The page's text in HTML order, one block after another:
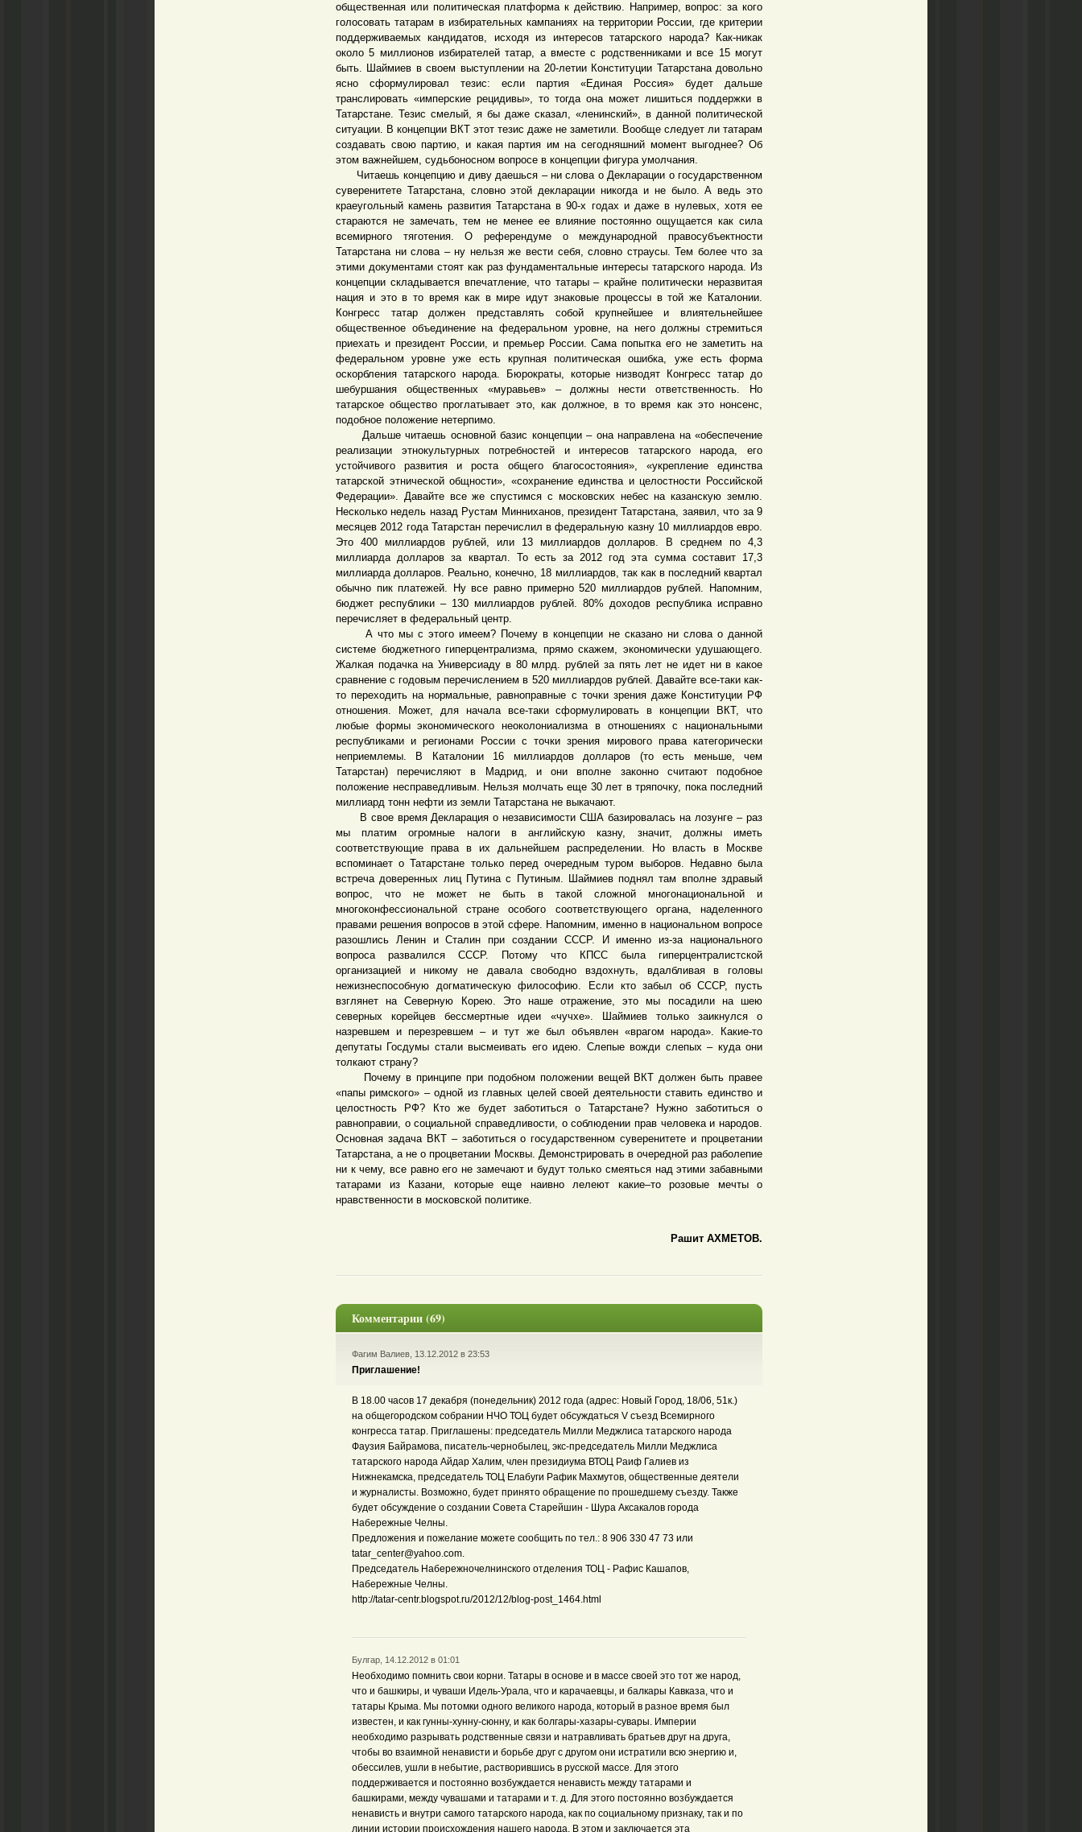
общественная или политическая платформа к действию. Например, вопрос: за кого
голосовать татарам в избирательных кампаниях на территории России, где критерии
поддерживаемых кандидатов, исходя из интересов татарского народа? Как-никак
около 5 миллионов избирателей татар, а вместе с родственниками и все 15 могут
быть. Шаймиев в своем выступлении на 20-летии Конституции Татарстана довольно
ясно сформулировал тезис: если партия «Единая Россия» будет дальше
транслировать «имперские рецидивы», то тогда она может лишиться поддержки в
Татарстане. Тезис смелый, я бы даже сказал, «ленинский», в данной политической
ситуации. В концепции ВКТ этот тезис даже не заметили. Вообще следует ли татарам
создавать свою партию, и какая партия им на сегодняшний момент выгоднее? Об
этом важнейшем, судьбоносном вопросе в концепции фигура умолчания.
Читаешь концепцию и диву даешься – ни слова о Декларации о государственном
суверенитете Татарстана, словно этой декларации никогда и не было. А ведь это
краеугольный камень развития Татарстана в 90-х годах и даже в нулевых, хотя ее
стараются не замечать, тем не менее ее влияние постоянно ощущается как сила
всемирного тяготения. О референдуме о международной правосубъектности
Татарстана ни слова – ну нельзя же вести себя, словно страусы. Тем более что за
этими документами стоят как раз фундаментальные интересы татарского народа. Из
концепции складывается впечатление, что татары – крайне политически неразвитая
нация и это в то время как в мире идут знаковые процессы в той же Каталонии.
Конгресс татар должен представлять собой крупнейшее и влиятельнейшее
общественное объединение на федеральном уровне, на него должны стремиться
приехать и президент России, и премьер России. Сама попытка его не заметить на
федеральном уровне уже есть крупная политическая ошибка, уже есть форма
оскорбления татарского народа. Бюрократы, которые низводят Конгресс татар до
шебуршания общественных «муравьев» – должны нести ответственность. Но
татарское общество проглатывает это, как должное, в то время как это нонсенс,
подобное положение нетерпимо.
Дальше читаешь основной базис концепции – она направлена на «обеспечение
реализации этнокультурных потребностей и интересов татарского народа, его
устойчивого развития и роста общего благосостояния», «укрепление единства
татарской этнической общности», «сохранение единства и целостности Российской
Федерации». Давайте все же спустимся с московских небес на казанскую землю.
Несколько недель назад Рустам Минниханов, президент Татарстана, заявил, что за 9
месяцев 2012 года Татарстан перечислил в федеральную казну 10 миллиардов евро.
Это 400 миллиардов рублей, или 13 миллиардов долларов. В среднем по 4,3
миллиарда долларов за квартал. То есть за 2012 год эта сумма составит 17,3
миллиарда долларов. Реально, конечно, 18 миллиардов, так как в последний квартал
обычно пик платежей. Ну все равно примерно 520 миллиардов рублей. Напомним,
бюджет республики – 130 миллиардов рублей. 80% доходов республика исправно
перечисляет в федеральный центр.
А что мы с этого имеем? Почему в концепции не сказано ни слова о данной
системе бюджетного гиперцентрализма, прямо скажем, экономически удушающего.
Жалкая подачка на Универсиаду в 80 млрд. рублей за пять лет не идет ни в какое
сравнение с годовым перечислением в 520 миллиардов рублей. Давайте все-таки как-
то переходить на нормальные, равноправные с точки зрения даже Конституции РФ
отношения. Может, для начала все-таки сформулировать в концепции ВКТ, что
любые формы экономического неоколониализма в отношениях с национальными
республиками и регионами России с точки зрения мирового права категорически
неприемлемы. В Каталонии 16 миллиардов долларов (то есть меньше, чем
Татарстан) перечисляют в Мадрид, и они вполне законно считают подобное
положение несправедливым. Нельзя молчать еще 30 лет в тряпочку, пока последний
миллиард тонн нефти из земли Татарстана не выкачают.
В свое время Декларация о независимости США базировалась на лозунге – раз
мы платим огромные налоги в английскую казну, значит, должны иметь
соответствующие права в их дальнейшем распределении. Но власть в Москве
вспоминает о Татарстане только перед очередным туром выборов. Недавно была
встреча доверенных лиц Путина с Путиным. Шаймиев поднял там вполне здравый
вопрос, что не может не быть в такой сложной многонациональной и
многоконфессиональной стране особого соответствующего органа, наделенного
правами решения вопросов в этой сфере. Напомним, именно в национальном вопросе
разошлись Ленин и Сталин при создании СССР. И именно из-за национального
вопроса развалился СССР. Потому что КПСС была гиперцентралистской
организацией и никому не давала свободно вздохнуть, вдалбливая в головы
нежизнеспособную догматическую философию. Если кто забыл об СССР, пусть
взглянет на Северную Корею. Это наше отражение, это мы посадили на шею
северных корейцев бессмертные идеи «чучхе». Шаймиев только заикнулся о
назревшем и перезревшем – и тут же был объявлен «врагом народа». Какие-то
депутаты Госдумы стали высмеивать его идею. Слепые вожди слепых – куда они
толкают страну?
Почему в принципе при подобном положении вещей ВКТ должен быть правее
«папы римского» – одной из главных целей своей деятельности ставить единство и
целостность РФ? Кто же будет заботиться о Татарстане? Нужно заботиться о
равноправии, о социальной справедливости, о соблюдении прав человека и народов.
Основная задача ВКТ – заботиться о государственном суверенитете и процветании
Татарстана, а не о процветании Москвы. Демонстрировать в очередной раз раболепие
ни к чему, все равно его не замечают и будут только смеяться над этими забавными
татарами из Казани, которые еще наивно лелеют какие–то розовые мечты о
нравственности в московской политике.
Рашит АХМЕТОВ.
Комментарии (69)
Фагим Валиев, 13.12.2012 в 23:53
Приглашение!
В 18.00 часов 17 декабря (понедельник) 2012 года (адрес: Новый Город, 18/06, 51к.)
на общегородском собрании НЧО ТОЦ будет обсуждаться V съезд Всемирного
конгресса татар. Приглашены: председатель Милли Меджлиса татарского народа
Фаузия Байрамова, писатель-чернобылец, экс-председатель Милли Меджлиса
татарского народа Айдар Халим, член президиума ВТОЦ Раиф Галиев из
Нижнекамска, председатель ТОЦ Елабуги Рафик Махмутов, общественные деятели
и журналисты. Возможно, будет принято обращение по прошедшему съезду. Также
будет обсуждение о создании Совета Старейшин - Шура Аксакалов города
Набережные Челны.
Предложения и пожелание можете сообщить по тел.: 8 906 330 47 73 или
tatar_center@yahoo.com.
Председатель Набережночелнинского отделения ТОЦ - Рафис Кашапов,
Набережные Челны.
http://tatar-centr.blogspot.ru/2012/12/blog-post_1464.html
Булгар, 14.12.2012 в 01:01
Необходимо помнить свои корни. Татары в основе и в массе своей это тот же народ,
что и башкиры, и чуваши Идель-Урала, что и карачаевцы, и балкары Кавказа, что и
татары Крыма. Мы потомки одного великого народа, который в разное время был
известен, и как гунны-хунну-сюнну, и как болгары-хазары-сувары. Империи
необходимо разрывать родственные связи и натравливать братьев друг на друга,
чтобы во взаимной ненависти и борьбе друг с другом они истратили всю энергию и,
обессилев, ушли в небытие, растворившись в русской массе. Для этого
поддерживается и постоянно возбуждается ненависть между татарами и
башкирами, между чувашами и татарами и т. д. Для этого постоянно возбуждается
ненависть и внутри самого татарского народа, как по социальному признаку, так и по
линии истории происхождения нашего народа. В этом и заключается эта